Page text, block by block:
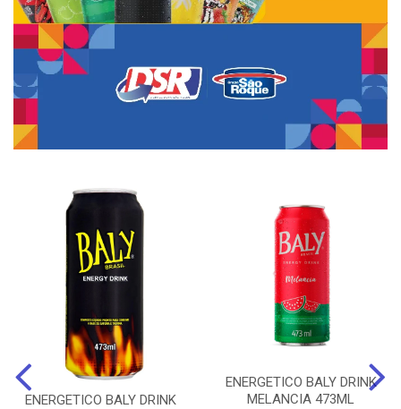
ENERGETICO BALY DRINK
ENERGETICO BALY DRINK
MELANCIA 473ML